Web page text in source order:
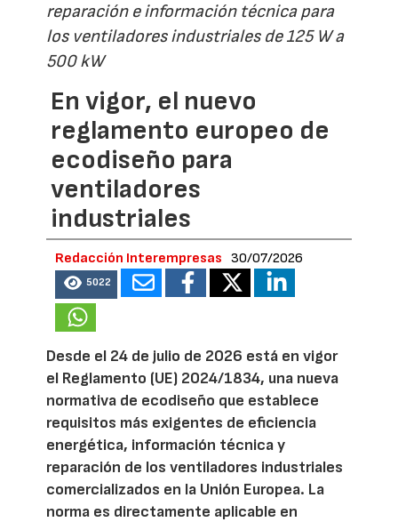
reparación e información técnica para
los ventiladores industriales de 125 W a
500 kW
En vigor, el nuevo
reglamento europeo de
ecodiseño para
ventiladores
industriales
Redacción Interempresas 30/07/2026
5022
Desde el 24 de julio de 2026 está en vigor
el Reglamento (UE) 2024/1834, una nueva
normativa de ecodiseño que establece
requisitos más exigentes de eficiencia
energética, información técnica y
reparación de los ventiladores industriales
comercializados en la Unión Europea. La
norma es directamente aplicable en